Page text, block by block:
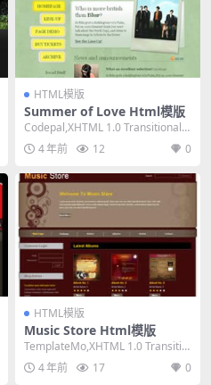
HTML模版
Summer of Love Html模版
Codepal,XHTML 1.0 Transitional,F
ixed Wid...
4 年前 12 0
HTML模版
Music Store Html模版
TemplateMo,XHTML 1.0 Transitio
nal,Fixed ...
4 年前 17 0